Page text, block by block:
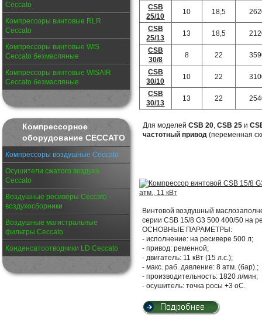
Ceccato
Компрессоры винтовые RLR
Ceccato
Компрессоры винтовые WIS
Ceccato безмасляные
Компрессоры винтовые WISAIR
Ceccato безмасляные
Компрессорное
оборудование CECCATO
Компрессоры воздушные Ceccato
Осушители сжатого воздуха
Ceccato
Воздушные ресиверы Ceccato -
воздухосборники
Воздушные магистральные
фильтры Ceccato
Конденсатоотводчики LD Ceccato
CSB
25/10
10 18,5
CSB
25/13
13 18,5
CSB
30/8
8 22
CSB
30/10
10 22
CSB
30/13
13 22
Для моделей CSB 20, CSB 25 и
частотный привод (переменная
Винтовой воздушный
серии CSB 15/8 G3 500 400/50 на
ОСНОВНЫЕ ПАРАМЕТРЫ:
- исполнение: на ресивере 500 л;
- привод: ременной;
- двигатель: 11 кВт (15 л.с.);
- макс. раб. давление: 8 атм. (бар).;
- производительность: 1820 л/мин;
- осушитель: точка росы +3 оС.